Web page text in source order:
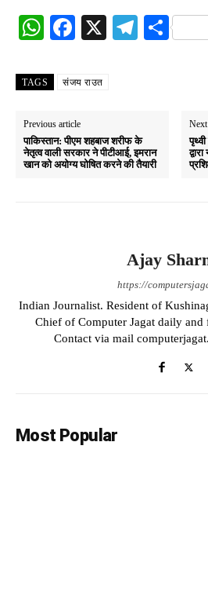
W
ts
pp
Fa
bo
X
Te S
TAGS संजय राउत
Previous article
पाकिस्तान: पीएम शहबाज शरीफ के
नेतृत्व वाली सरकार ने पीटीआई, इमरान
खान को अयोग्य घोषित करने की तैयारी
Ajay
https://
Indian Journalist. Resident of
Chief of Computer Jagat daily and
Contact via mail
Most Popular